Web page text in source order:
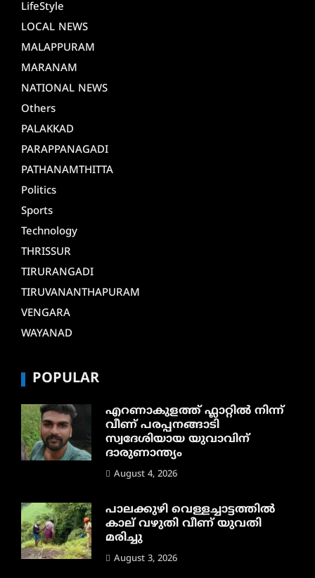
LifeStyle
LOCAL NEWS
MALAPPURAM
MARANAM
NATIONAL NEWS
Others
PALAKKAD
PARAPPANAGADI
PATHANAMTHITTA
Politics
Sports
Technology
THRISSUR
TIRURANGADI
TIRUVANANTHAPURAM
VENGARA
WAYANAD
POPULAR
എറണാകുളത്ത് ഫ്ലാറ്റിൽ നിന്ന്
വീണ് പരപ്പനങ്ങാടി
സ്വദേശിയായ യുവാവിന്
ദാരുണാന്ത്യം
August 4, 2026
പാലക്കുഴി വെള്ളച്ചാട്ടത്തില്‍
കാല് വഴുതി വീണ് യുവതി
മരിച്ചു
August 3, 2026